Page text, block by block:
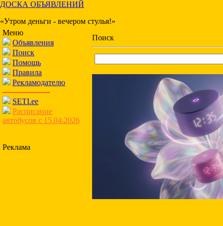
ДОСКА ОБЪЯВЛЕНИЙ
«Утром деньги - вечером стулья!»
Меню
Объявления
Поиск
Помощь
Правила
Рекламодателю
-------------------
SETI.ee
Расписание
автобусов с 15.04.2026
Реклама
Поиск